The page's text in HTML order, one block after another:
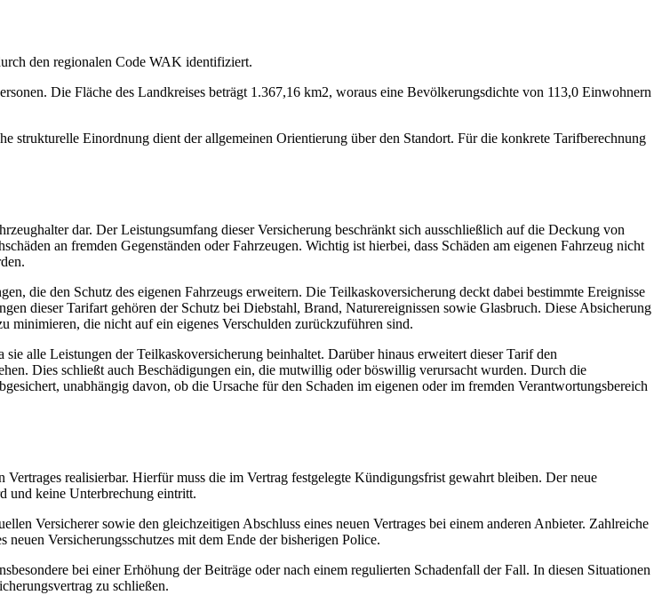
den regionalen Code WAK identifiziert.
Die Fläche des Landkreises beträgt 1.367,16 km2, woraus eine Bevölkerungsdichte von 113,0 Einwohnern
strukturelle Einordnung dient der allgemeinen Orientierung über den Standort. Für die konkrete Tarifberechnung
dar. Der Leistungsumfang dieser Versicherung beschränkt sich ausschließlich auf die Deckung von
an fremden Gegenständen oder Fahrzeugen. Wichtig ist hierbei, dass Schäden am eigenen Fahrzeug nicht
die den Schutz des eigenen Fahrzeugs erweitern. Die Teilkaskoversicherung deckt dabei bestimmte Ereignisse
dieser Tarifart gehören der Schutz bei Diebstahl, Brand, Naturereignissen sowie Glasbruch. Diese Absicherung
minimieren, die nicht auf ein eigenes Verschulden zurückzuführen sind.
alle Leistungen der Teilkaskoversicherung beinhaltet. Darüber hinaus erweitert dieser Tarif den
Dies schließt auch Beschädigungen ein, die mutwillig oder böswillig verursacht wurden. Durch die
unabhängig davon, ob die Ursache für den Schaden im eigenen oder im fremden Verantwortungsbereich
realisierbar. Hierfür muss die im Vertrag festgelegte Kündigungsfrist gewahrt bleiben. Der neue
und keine Unterbrechung eintritt.
Versicherer sowie den gleichzeitigen Abschluss eines neuen Vertrages bei einem anderen Anbieter. Zahlreiche
Versicherungsschutzes mit dem Ende der bisherigen Police.
bei einer Erhöhung der Beiträge oder nach einem regulierten Schadenfall der Fall. In diesen Situationen
zu schließen.